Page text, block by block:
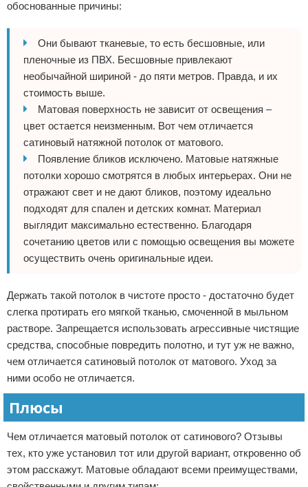
обоснованные причины:
Они бывают тканевые, то есть бесшовные, или
пленочные из ПВХ. Бесшовные привлекают
необычайной шириной - до пяти метров. Правда, и их
стоимость выше.
Матовая поверхность не зависит от освещения –
цвет остается неизменным. Вот чем отличается
сатиновый натяжной потолок от матового.
Появление бликов исключено. Матовые натяжные
потолки хорошо смотрятся в любых интерьерах. Они не
отражают свет и не дают бликов, поэтому идеально
подходят для спален и детских комнат. Материал
выглядит максимально естественно. Благодаря
сочетанию цветов или с помощью освещения вы можете
осуществить очень оригинальные идеи.
Держать такой потолок в чистоте просто - достаточно будет
слегка протирать его мягкой тканью, смоченной в мыльном
растворе. Запрещается использовать агрессивные чистящие
средства, способные повредить полотно, и тут уж не важно,
чем отличается сатиновый потолок от матового. Уход за
ними особо не отличается.
Плюсы
Чем отличается матовый потолок от сатинового? Отзывы
тех, кто уже установил тот или другой вариант, откровенно об
этом расскажут. Матовые обладают всеми преимуществами,